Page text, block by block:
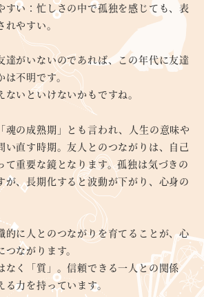
すい：忙しさの中で孤独を感じても、表
やすい。
達がいないのであれば、この年代に友達
は不明です。
いといけないかもですね。
魂の成熟期」とも言われ、人生の意味や
い直す時期。友人とのつながりは、自己
て重要な鏡となります。孤独は気づきの
が、長期化すると波動が下がり、心身の
的に人とのつながりを育てることが、心
ながります。
なく「質」。信頼できる一人との関係
力を持っています。